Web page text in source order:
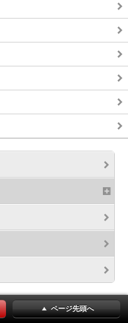
ページ先頭へ